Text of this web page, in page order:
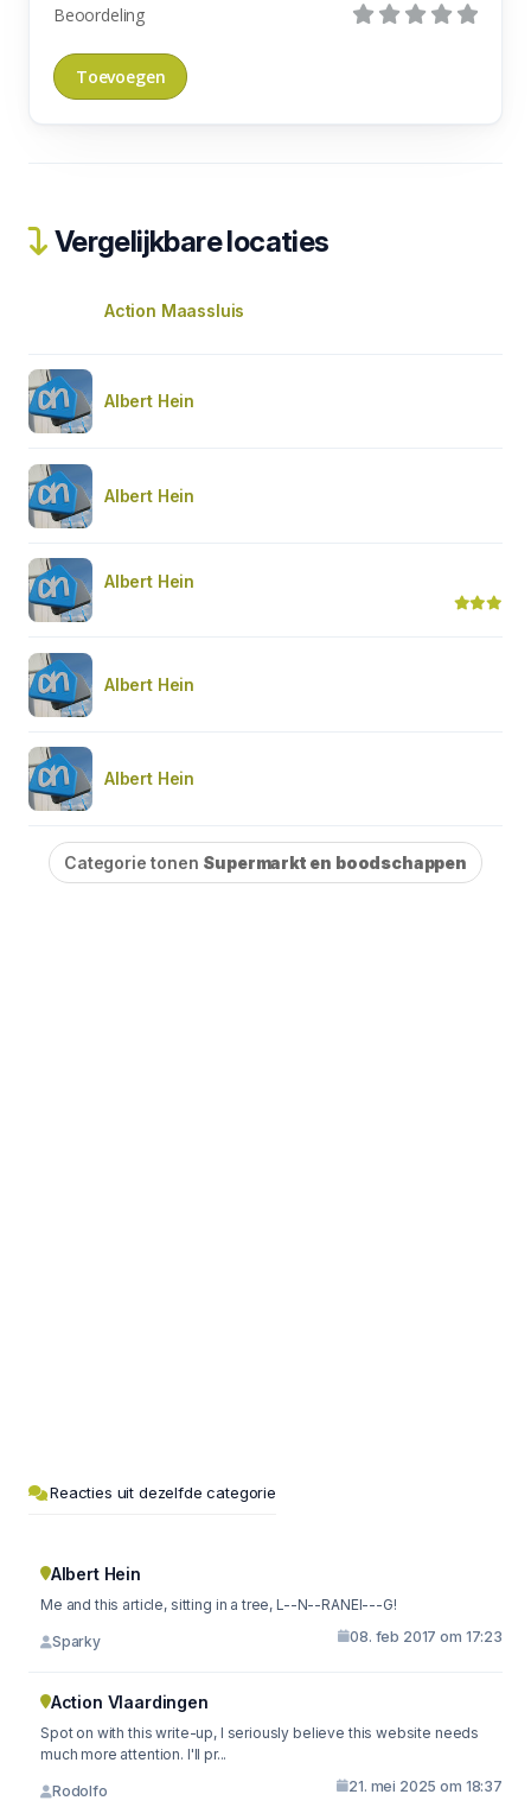
Beoordeling
Vergelijkbare locaties
Action Maassluis
Albert Hein
Albert Hein
Albert Hein
Albert Hein
Albert Hein
Categorie tonen Supermarkt en boodschappen
Reacties uit dezelfde categorie
Albert Hein
Me and this article, sitting in a tree, L--N--RANEI---G!
Sparky 08. feb 2017 om 17:23
Action Vlaardingen
Spot on with this write-up, I seriously believe this website needs
much more attention. I'll pr...
Rodolfo 21. mei 2025 om 18:37